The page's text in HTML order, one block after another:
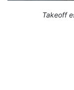
Takeoff